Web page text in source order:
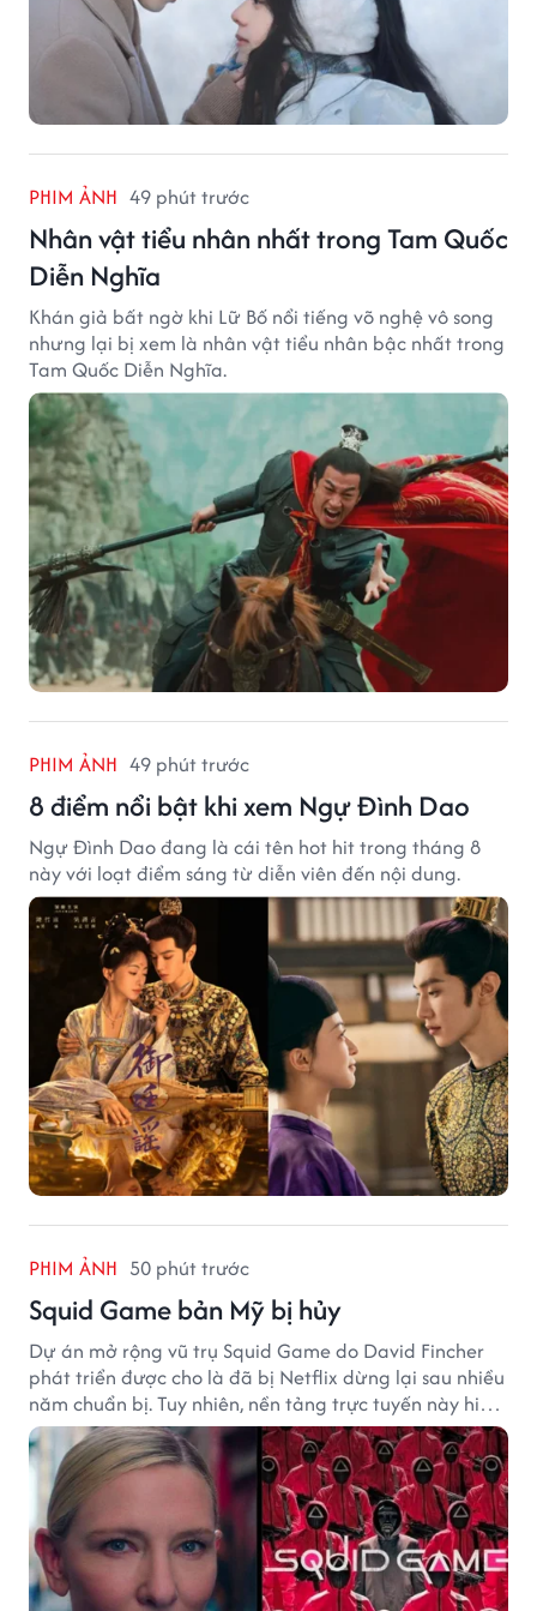
PHIM ẢNH 49 phút trước
Nhân vật tiểu nhân nhất trong Tam Quốc
Diễn Nghĩa
Khán giả bất ngờ khi Lữ Bố nổi tiếng võ nghệ vô song
nhưng lại bị xem là nhân vật tiểu nhân bậc nhất trong
Tam Quốc Diễn Nghĩa.
PHIM ẢNH 49 phút trước
8 điểm nổi bật khi xem Ngự Đình Dao
Ngự Đình Dao đang là cái tên hot hit trong tháng 8
này với loạt điểm sáng từ diễn viên đến nội dung.
PHIM ẢNH 50 phút trước
Squid Game bản Mỹ bị hủy
Dự án mở rộng vũ trụ Squid Game do David Fincher
phát triển được cho là đã bị Netflix dừng lại sau nhiều
năm chuẩn bị. Tuy nhiên, nền tảng trực tuyến này hiện
vẫn chưa đưa ra thông báo chính thức.